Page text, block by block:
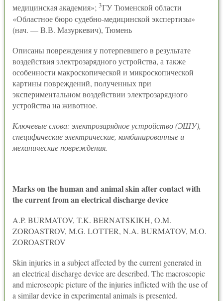
медицинская академия»; 3ГУ Тюменской области
«Областное бюро судебно-медицинской экспертизы»
(нач. — В.В. Мазуркевич), Тюмень
Описаны повреждения у потерпевшего в результате
воздействия электрозарядного устройства, а также
особенности макроскопической и микроскопической
картины повреждений, полученных при
экспериментальном воздействии электрозарядного
устройства на животное.
Ключевые слова: электрозарядное устройство (ЭШУ),
специфические электрические, комбинированные и
механические повреждения.
Marks on the human and animal skin after contact with
the current from an electrical discharge device
A.P. BURMATOV, T.K. BERNATSKIKH, O.M.
ZOROASTROV, M.G. LOTTER, N.A. BURMATOV, M.O.
ZOROASTROV
Skin injuries in a subject affected by the current generated in
an electrical discharge device are described. The macroscopic
and microscopic picture of the injuries inflicted with the use of
a similar device in experimental animals is presented.